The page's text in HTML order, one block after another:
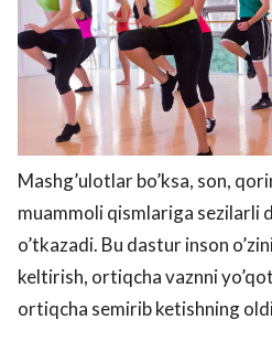
Mashg’ulotlar bo’ksa, son,
muammoli qismlariga sezilarli
o’tkazadi. Bu dastur inson
keltirish, ortiqcha vaznni
ortiqcha semirib ketishning